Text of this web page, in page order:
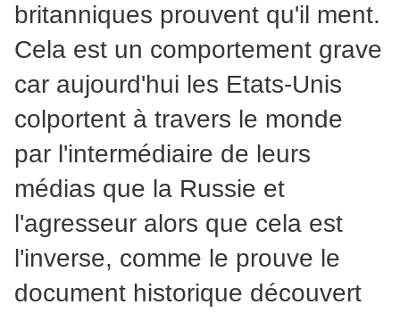
britanniques prouvent qu'il ment.
Cela est un comportement grave
car aujourd'hui les Etats-Unis
colportent à travers le monde
par l'intermédiaire de leurs
médias que la Russie et
l'agresseur alors que cela est
l'inverse, comme le prouve le
document historique découvert